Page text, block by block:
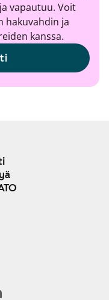
vapautuu. Voit
hakuvahdin ja
kanssa.